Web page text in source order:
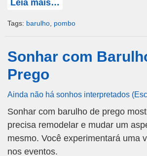
Leia mais…
Tags: barulho pombo
Sonhar com
Prego
Ainda não há sonhos interpretados
Sonhar com barulho de prego
precisa remodelar e mudar um
mesmo. Você experimentará uma
nos eventos.